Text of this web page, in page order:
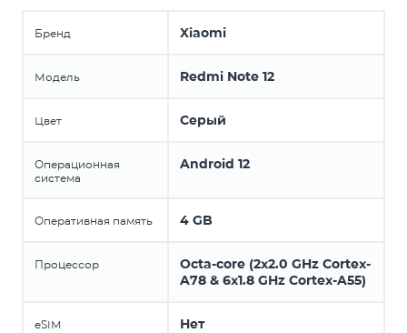
Бренд Xiaomi
Модель Redmi Note 12
Цвет Серый
Операционная
система
Android 12
Оперативная память 4 GB
Процессор
Octa-core (2x2.0 GHz Cortex-
A78 & 6x1.8 GHz Cortex-A55)
eSIM Нет